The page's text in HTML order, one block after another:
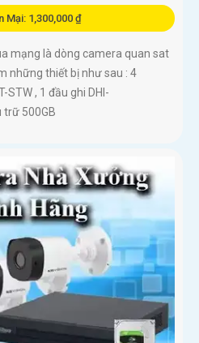
Mại: 1,300,000 ₫
mạng là dòng camera quan sat
những thiết bị như sau : 4
STW , 1 đầu ghi DHI-
trữ 500GB